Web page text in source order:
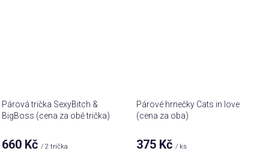
Párová trička SexyBitch &
BigBoss (cena za obě trička)
660 Kč / 2 trička
Párové hrnečky Cats in love
(cena za oba)
375 Kč / ks